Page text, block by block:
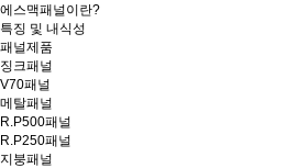
에스맥패널이란?
특징 및 내식성
패널제품
징크패널
V70패널
메탈패널
R.P500패널
R.P250패널
지붕패널